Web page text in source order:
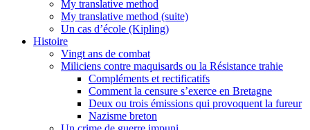
My translative method
My translative method (suite)
Un cas d’école (Kipling)
Histoire
Vingt ans de combat
Miliciens contre maquisards ou la Résistance trahie
Compléments et rectificatifs
Comment la censure s’exerce en Bretagne
Deux ou trois émissions qui provoquent la fureur
Nazisme breton